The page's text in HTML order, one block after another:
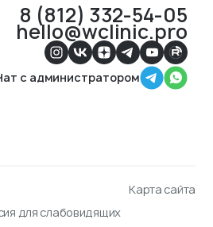
8 (812) 332-54-05
hello@wclinic.pro
с администратором
для слабовидящих
Карта сайта